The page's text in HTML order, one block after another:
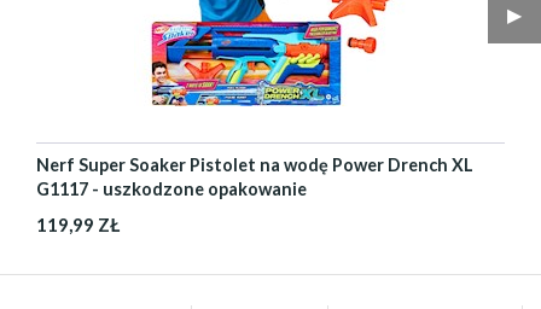
▶︎
Nerf Super Soaker Pistolet na wodę Power Drench XL
G1117 - uszkodzone opakowanie
119,99 ZŁ